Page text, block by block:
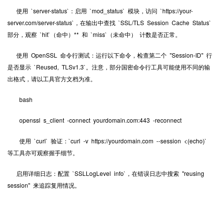
使用 `server-status`：启用 `mod_status` 模块，访问 `https://your-
server.com/server-status`，在输出中查找 `SSL/TLS Session Cache Status`
部分，观察 `hit`（命中）** 和 `miss`（未命中） 计数是否正常。
使用 OpenSSL 命令行测试：运行以下命令，检查第二个 "Session-ID" 行
是否显示 `Reused, TLSv1.3`。注意，部分国密命令行工具可能使用不同的输
出格式，请以工具官方文档为准。
bash
openssl s_client -connect yourdomain.com:443 -reconnect
使用 `curl` 验证：`curl -v https://yourdomain.com --session <(echo)`
等工具亦可观察握手细节。
启用详细日志：配置 `SSLLogLevel info`，在错误日志中搜索 "reusing
session" 来追踪复用情况。